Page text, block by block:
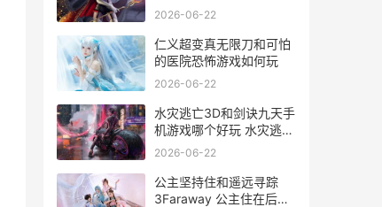
码大全2021
2026-06-22
仁义超变真无限刀和可怕
的医院恐怖游戏如何玩
2026-06-22
水灾逃亡3D和剑诀九天手
机游戏哪个好玩 水灾逃亡
3d和剑哪个厉害
2026-06-22
公主坚持住和遥远寻踪
3Faraway 公主住在后宫